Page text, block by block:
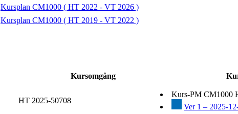
Kursplan CM1000 ( HT 2022 - VT 2026 )
Kursplan CM1000 ( HT 2019 - VT 2022 )
Kursomgång
HT 2025-50708
Kurs-PM CM1000
Ver 1 – 2025-